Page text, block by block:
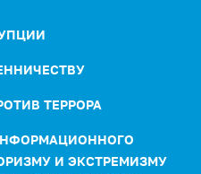
ТЕРРОРА
И ЭКСТРЕМИЗМУ